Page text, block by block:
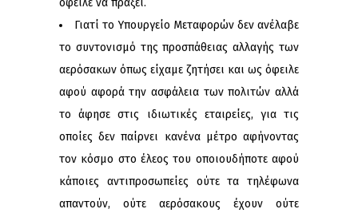
όφειλε να πράξει.
Γιατί το Υπουργείο Μεταφορών δεν ανέλαβε
το συντονισμό της προσπάθειας αλλαγής των
αερόσακων όπως είχαμε ζητήσει και ως όφειλε
αφού αφορά την ασφάλεια των πολιτών αλλά
το άφησε στις ιδιωτικές εταιρείες, για τις
οποίες δεν παίρνει κανένα μέτρο αφήνοντας
τον κόσμο στο έλεος του οποιουδήποτε αφού
κάποιες αντιπροσωπείες ούτε τα τηλέφωνα
απαντούν, ούτε αερόσακους έχουν ούτε